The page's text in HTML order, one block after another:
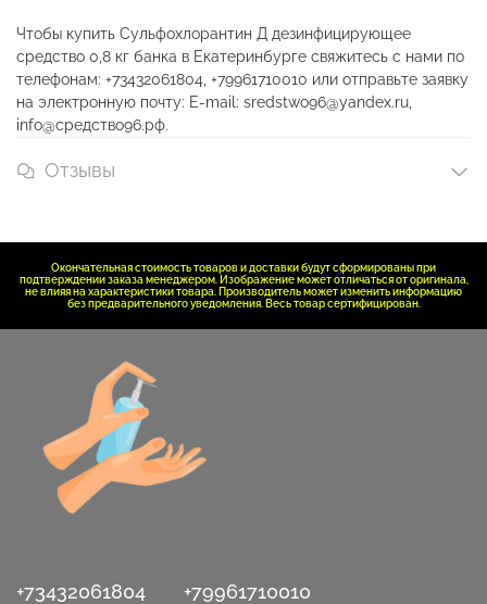
Чтобы купить Сульфохлорантин Д дезинфицирующее
средство 0,8 кг банка в Екатеринбурге свяжитесь с нами по
телефонам: +73432061804, +79961710010 или отправьте заявку
на электронную почту: E-mail: sredstwo96@yandex.ru,
info@средство96.рф.
Отзывы
Окончательная стоимость товаров и доставки будут сформированы при
подтверждении заказа менеджером. Изображение может отличаться от оригинала,
не влияя на характеристики товара. Производитель может изменить информацию
без предварительного уведомления. Весь товар сертифицирован.
+73432061804 +79961710010